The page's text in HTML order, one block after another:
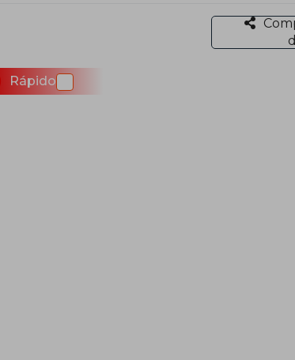
Rápido